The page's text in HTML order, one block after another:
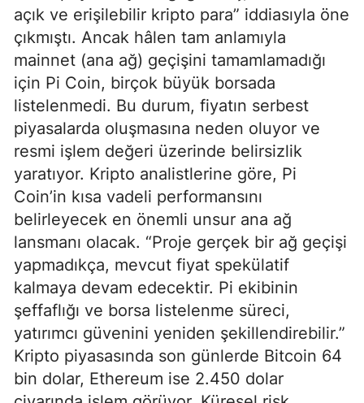
açık ve erişilebilir kripto para” iddiasıyla öne
çıkmıştı. Ancak hâlen tam anlamıyla
mainnet (ana ağ) geçişini tamamlamadığı
için Pi Coin, birçok büyük borsada
listelenmedi. Bu durum, fiyatın serbest
piyasalarda oluşmasına neden oluyor ve
resmi işlem değeri üzerinde belirsizlik
yaratıyor. Kripto analistlerine göre, Pi
Coin’in kısa vadeli performansını
belirleyecek en önemli unsur ana ağ
lansmanı olacak. “Proje gerçek bir ağ geçişi
yapmadıkça, mevcut fiyat spekülatif
kalmaya devam edecektir. Pi ekibinin
şeffaflığı ve borsa listelenme süreci,
yatırımcı güvenini yeniden şekillendirebilir.”
Kripto piyasasında son günlerde Bitcoin 64
bin dolar, Ethereum ise 2.450 dolar